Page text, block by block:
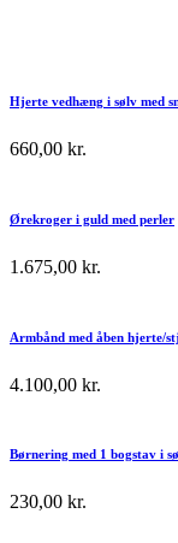
Hjerte vedhæng i sølv med
660,00 kr.
Ørekroger i guld med perler
1.675,00 kr.
Armbånd med åben hjerte/
4.100,00 kr.
Børnering med 1 bogstav i
230,00 kr.